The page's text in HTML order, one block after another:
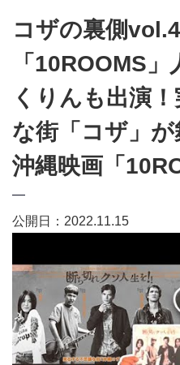
コザの裏側
「10ROOMS
くりんも出演
な街「コザ」が
沖縄映画「
公開日：2022.11.15